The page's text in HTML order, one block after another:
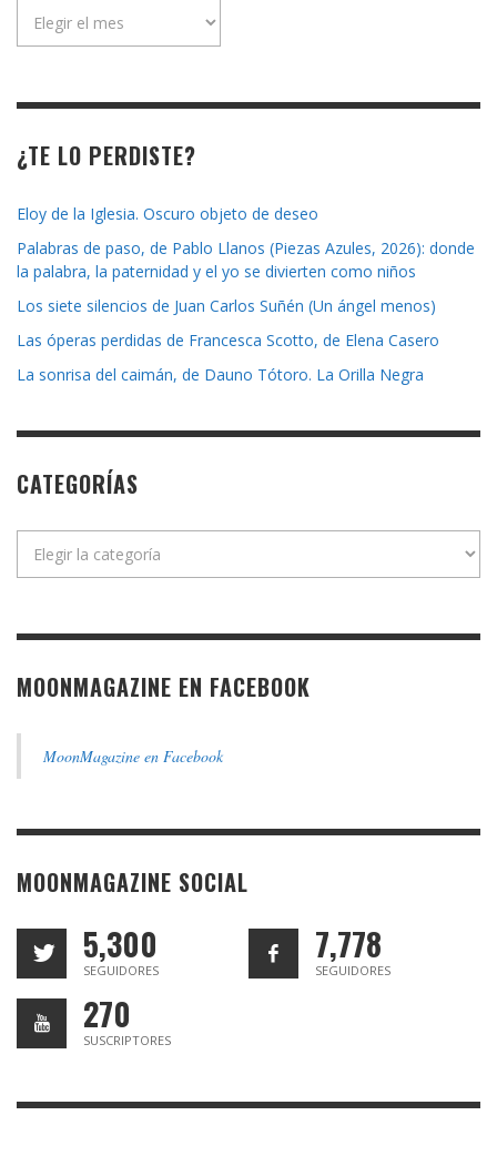
¿TE LO PERDISTE?
Eloy de la Iglesia. Oscuro objeto de deseo
Palabras de paso, de Pablo Llanos (Piezas Azules, 2026): donde
la palabra, la paternidad y el yo se divierten como niños
Los siete silencios de Juan Carlos Suñén (Un ángel menos)
Las óperas perdidas de Francesca Scotto, de Elena Casero
La sonrisa del caimán, de Dauno Tótoro. La Orilla Negra
CATEGORÍAS
MOONMAGAZINE EN FACEBOOK
MoonMagazine en Facebook
MOONMAGAZINE SOCIAL
5,300
SEGUIDORES
7,778
SEGUIDORES
270
SUSCRIPTORES